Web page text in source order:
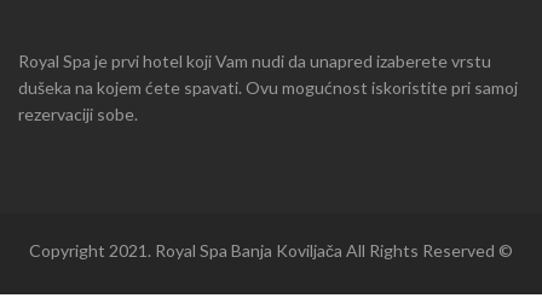
Royal Spa je prvi hotel koji Vam nudi da unapred izaberete vrstu
dušeka na kojem ćete spavati. Ovu mogućnost iskoristite pri samoj
rezervaciji sobe.
Copyright 2021. Royal Spa Banja Koviljača All Rights Reserved ©